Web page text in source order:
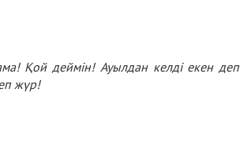
Қой деймін! Ауылдан келді екен деп
жүр!